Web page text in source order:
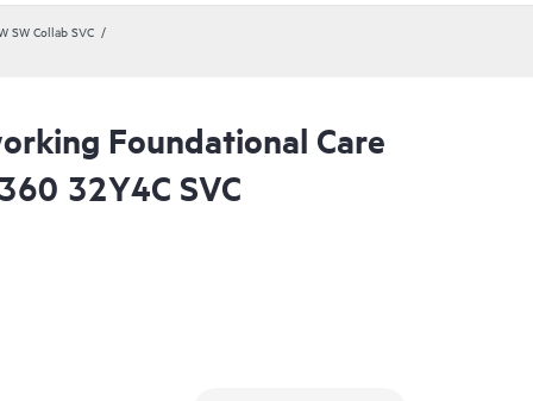
SW Collab SVC
Foundational Care
32Y4C SVC